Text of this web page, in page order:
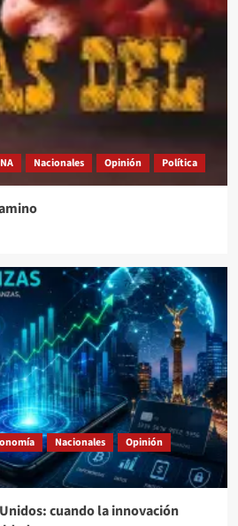
Nacionales Opinión Política
Nacionales
Opinión
cuando la innovación